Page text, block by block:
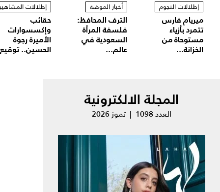
إطلالات النجوم
ميريام فارس
تتمرد بأزياء
مستوحاة من
الخزانة...
أخبار الموضة
الترف المحافظ:
فلسفة المرأة
السعودية في
عالم...
إطلالات
حقائب
وإكسسوارات
الأميرة رجوة
الحسين..
المجلة الالكترونية
العدد 1098 | تموز 2026